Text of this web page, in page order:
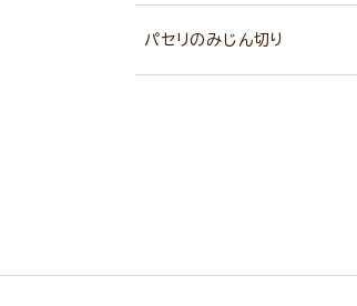
パセリのみじん切り